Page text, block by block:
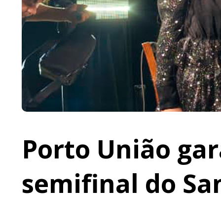
Porto União
semifinal do